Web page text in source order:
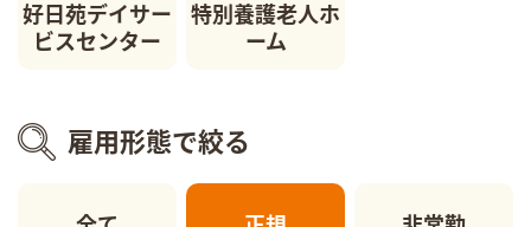
好日苑デイサー
ビスセンター
特別養護老人ホ
ーム
雇用形態で絞る